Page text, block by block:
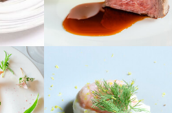
さい。一度、カジュアルにお話しまし
さい。一度、カジュアルにお話しまし